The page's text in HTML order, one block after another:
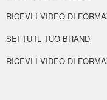
RICEVI I VIDEO DI
SEI TU IL TUO BRAND
RICEVI I VIDEO DI